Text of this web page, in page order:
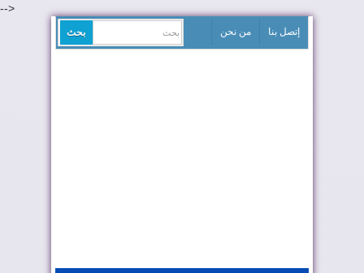
-->
إتصل بنا من نحن